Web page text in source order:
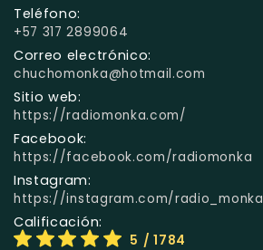
Teléfono:
+57 317 2899064
Correo electrónico:
chuchomonka@hotmail.com
Sitio web:
https://radiomonka.com/
Facebook:
https://facebook.com/radiomonka
Instagram:
https://instagram.com/radio_monka
Calificación:
5 / 1784